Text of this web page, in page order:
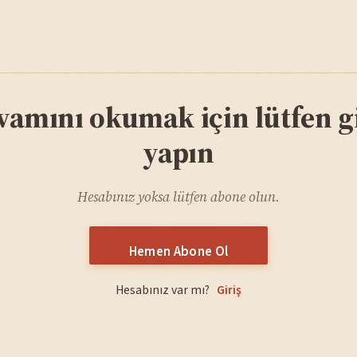
okumak için lütfen
yapın
Hesabınız yoksa lütfen abone olun.
Hemen Abone Ol
Hesabınız var mı? Giriş